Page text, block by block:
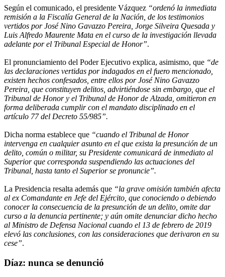
Según el comunicado, el presidente Vázquez “ordenó la inmediata
remisión a la Fiscalía General de la Nación, de los testimonios
vertidos por José Nino Gavazzo Pereira, Jorge Silveira Quesada y
Luis Alfredo Maurente Mata en el curso de la investigación llevada
adelante por el Tribunal Especial de Honor”.
El pronunciamiento del Poder Ejecutivo explica, asimismo, que “de
las declaraciones vertidas por indagados en el fuero mencionado,
existen hechos confesados, entre ellos por José Nino Gavazzo
Pereira, que constituyen delitos, advirtiéndose sin embargo, que el
Tribunal de Honor y el Tribunal de Honor de Alzada, omitieron en
forma deliberada cumplir con el mandato disciplinado en el
artículo 77 del Decreto 55/985”.
Dicha norma establece que “cuando el Tribunal de Honor
intervenga en cualquier asunto en el que exista la presunción de un
delito, común o militar, su Presidente comunicará de inmediato al
Superior que corresponda suspendiendo las actuaciones del
Tribunal, hasta tanto el Superior se pronuncie”.
La Presidencia resalta además que “la grave omisión también afecta
al ex Comandante en Jefe del Ejército, que conociendo o debiendo
conocer la consecuencia de la presunción de un delito, omite dar
curso a la denuncia pertinente; y aún omite denunciar dicho hecho
al Ministro de Defensa Nacional cuando el 13 de febrero de 2019
elevó las conclusiones, con las consideraciones que derivaron en su
cese”.
Díaz: nunca se denunció